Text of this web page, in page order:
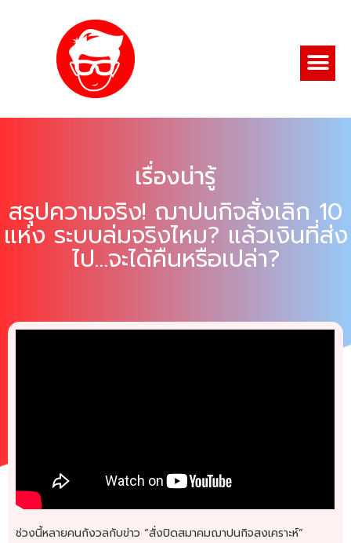
เรื่องน่ารู้
สรุปความจริง! ฌาปนกิจสั่งเลิก 10
แห่ง ระบบล่มจริงไหม? แล้วเงินที่ส่ง
ไป…จะได้คืนหรือเปล่า?
ช่วงนี้หลายคนกังวลกับข่าว “สั่งปิดสมาคมฌาปนกิจสงเคราะห์”